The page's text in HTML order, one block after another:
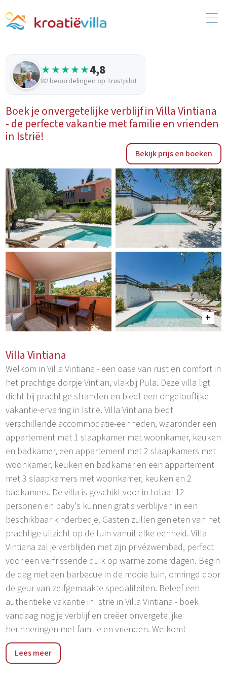
★★★★★4,8
82 beoordelingen op Trustpilot
Boek je onvergetelijke verblijf in Villa Vintiana
- de perfecte vakantie met familie en vrienden
in Istrië!
Bekijk prijs en boeken
Villa Vintiana
Welkom in Villa Vintiana - een oase van rust en comfort in
het prachtige dorpje Vintian, vlakbij Pula. Deze villa ligt
dicht bij prachtige stranden en biedt een ongelooflijke
vakantie-ervaring in Istrië. Villa Vintiana biedt
verschillende accommodatie-eenheden, waaronder een
appartement met 1 slaapkamer met woonkamer, keuken
en badkamer, een appartement met 2 slaapkamers met
woonkamer, keuken en badkamer en een appartement
met 3 slaapkamers met woonkamer, keuken en 2
badkamers. De villa is geschikt voor in totaal 12
personen en baby's kunnen gratis verblijven in een
beschikbaar kinderbedje. Gasten zullen genieten van het
prachtige uitzicht op de tuin vanuit elke eenheid. Villa
Vintiana zal je verblijden met zijn privézwembad, perfect
voor een verfrissende duik op warme zomerdagen. Begin
de dag met een barbecue in de mooie tuin, omringd door
de geur van zelfgemaakte specialiteiten. Beleef een
authentieke vakantie in Istrië in Villa Vintiana - boek
vandaag nog je verblijf en creëer onvergetelijke
herinneringen met familie en vrienden. Welkom!
Vintijan is een plaats die slechts een honderdtal
inwoners telt. Het ligt op een heuvel boven de baai van
Lees meer